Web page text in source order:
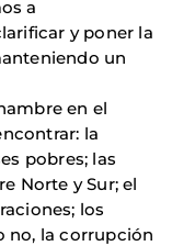
a
y poner la
un
en el
la
pobres; las
Norte y Sur; el
los
no, la corrupción